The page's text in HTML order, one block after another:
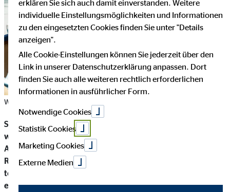
Wie man sich trotz Corona eine entspannte Zeit machen kann
Sommerzeit ist Urlaubszeit! Für manche Menschen fällt der
wohlverdiente Urlaub dieses Jahr allerdings ins Wasser.
Aufgrund der Corona-Krise besteht noch immer eine
Reisewarnung vom Auswärtigen Amt für nicht notwendige,
touristische Reisen außerhalb der EU. Aber: Auch im
eigenen Land oder in den europäischen Nachbarländern
erklären Sie sich auch damit einverstanden. Weitere
individuelle Einstellungsmöglichkeiten und Informationen
zu den eingesetzten Cookies finden Sie unter "Details
anzeigen".
Alle Cookie-Einstellungen können Sie jederzeit über den
Link in unserer Datenschutzerklärung anpassen. Dort
finden Sie auch alle weiteren rechtlich erforderlichen
Informationen in ausführlicher Form.
Notwendige Cookies
Statistik Cookies
Marketing Cookies
Externe Medien